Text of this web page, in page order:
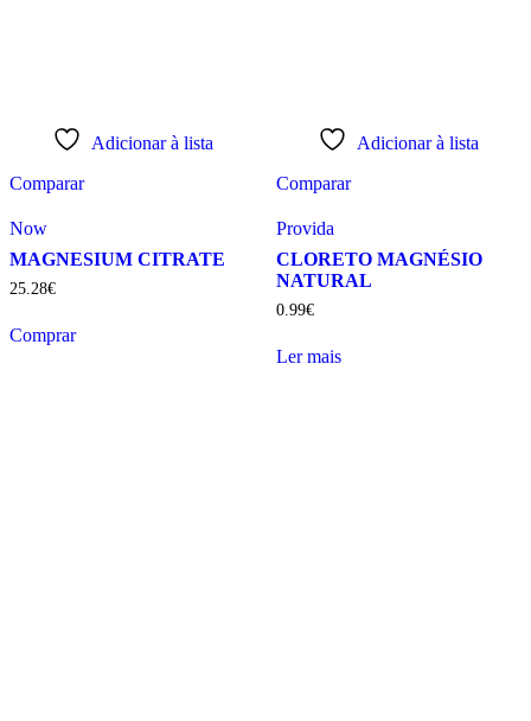
Adicionar à lista
Comparar
Now
MAGNESIUM CITRATE
25 28€
Comprar
Adicionar à lista
Comparar
Provida
CLORETO MAGNÉSIO
NATURAL
0. 99€
Ler mais